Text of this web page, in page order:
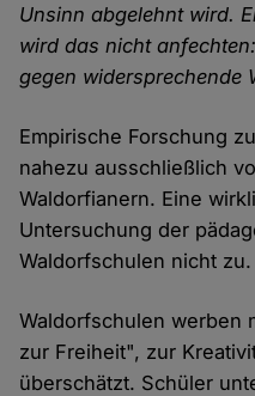
Unsinn abgelehnt wird.
wird das nicht
gegen widersprechende
Empirische Forschung
nahezu ausschließlich
Waldorfianern. Eine
Untersuchung der
Waldorfschulen nicht zu.
Waldorfschulen werben
zur Freiheit", zur
überschätzt. Schüler